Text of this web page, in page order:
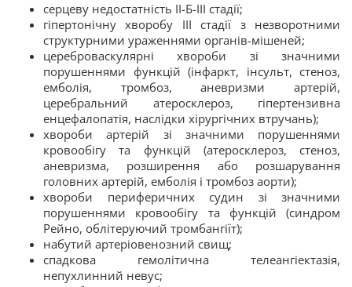
серцеву недостатність II-Б-III стадії;
гіпертонічну хворобу III стадії з незворотними
структурними ураженнями органів-мішеней;
цереброваскулярні хвороби зі значними
порушеннями функцій (інфаркт, інсульт, стеноз,
емболія, тромбоз, аневризми артерій,
церебральний атеросклероз, гіпертензивна
енцефалопатія, наслідки хірургічних втручань);
хвороби артерій зі значними порушеннями
кровообігу та функцій (атеросклероз, стеноз,
аневризма, розширення або розшарування
головних артерій, емболія і тромбоз аорти);
хвороби периферичних судин зі значними
порушеннями кровообігу та функцій (синдром
Рейно, облітеруючий тромбангіїт);
набутий артеріовенозний свищ;
спадкова гемолітична телеангіектазія,
непухлинний невус;